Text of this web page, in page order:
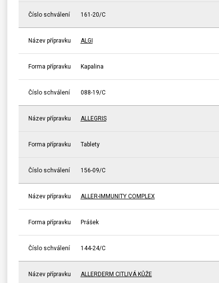
Číslo schválení 161-20/C
Název přípravku ALGI
Forma přípravku Kapalina
Číslo schválení 088-19/C
Název přípravku ALLEGRIS
Forma přípravku Tablety
Číslo schválení 156-09/C
Název přípravku ALLER-IMMUNITY COMPLEX
Forma přípravku Prášek
Číslo schválení 144-24/C
Název přípravku ALLERDERM CITLIVÁ KŮŽE